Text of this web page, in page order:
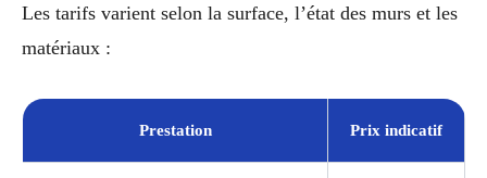
Les tarifs varient selon la surface, l’état des murs et les
matériaux :
Prestation Prix indicatif